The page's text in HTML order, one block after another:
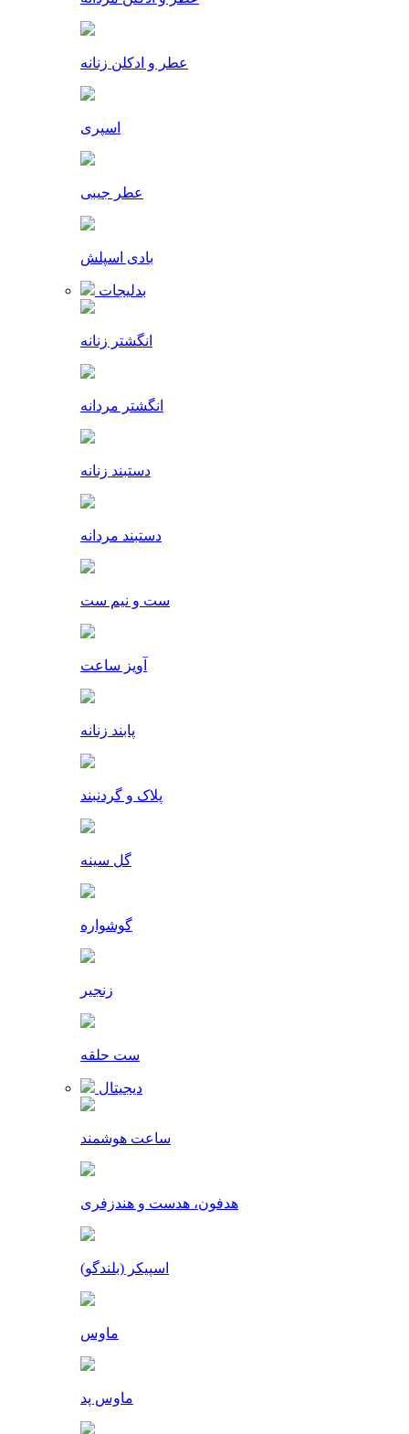
عطر و ادکلن زنانه
اسپری
عطر جیبی
بادی اسپلش
بدلیجات
انگشتر زنانه
انگشتر مردانه
دستبند زنانه
دستبند مردانه
ست و نیم ست
آویز ساعت
پابند زنانه
پلاک و گردنبند
گل سینه
گوشواره
زنجیر
ست حلقه
دیجیتال
ساعت هوشمند
هدفون، هدست و هندزفری
اسپیکر (بلندگو)
ماوس
ماوس پد